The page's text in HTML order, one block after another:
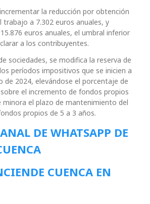
la reducción por obtención
trabajo a 7.302 euros anuales, y
euros anuales, el umbral inferior
a los contribuyentes.
sociedades, se modifica la reserva de
períodos impositivos que se inicien a
de 2024, elevándose el porcentaje de
el incremento de fondos propios
minora el plazo de mantenimiento del
propios de 5 a 3 años.
DE WHATSAPP DE
CUENCA EN